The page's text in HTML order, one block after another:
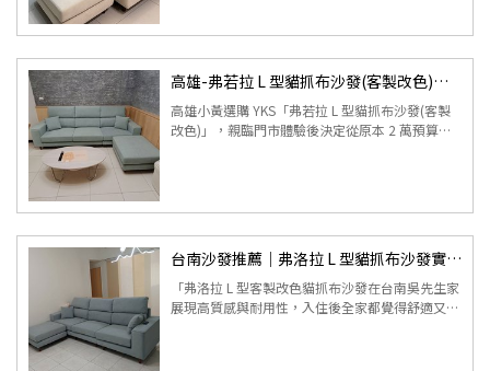
高雄-弗若拉 L 型貓抓布沙發(客製改色)｜小黃實拍分享
高雄小黃選購 YKS「弗若拉 L 型貓抓布沙發(客製
改色)」，親臨門市體驗後決定從原本 2 萬預算提
台南沙發推薦｜弗洛拉 L 型貓抓布沙發實拍（客製改色）入住分享
「弗洛拉 L 型客製改色貓抓布沙發在台南吳先生家
展現高質感與耐用性，入住後全家都覺得舒適又好